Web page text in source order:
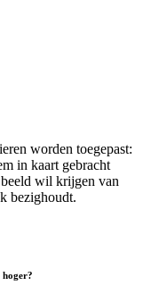
worden toegepast:
in kaart gebracht
beeld wil krijgen van
bezighoudt.